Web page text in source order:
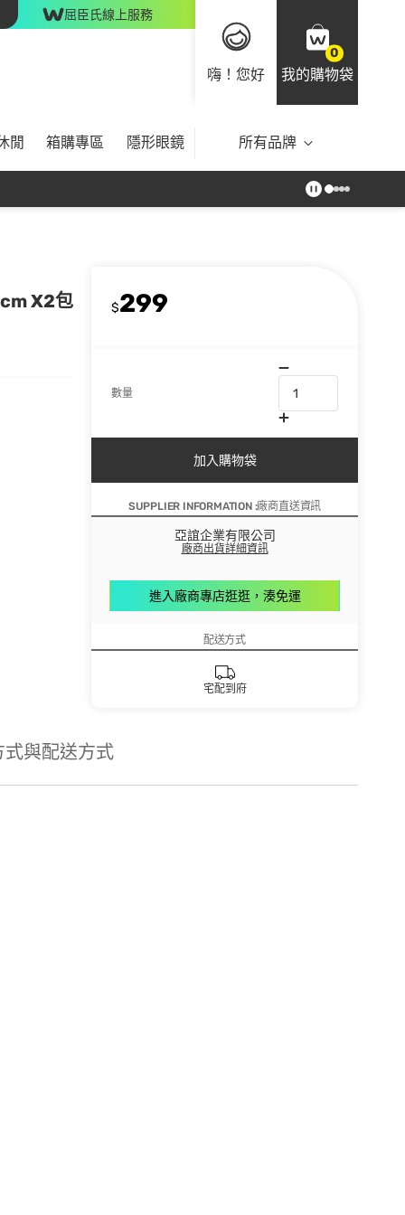
屈臣氏線上服務
嗨！您好
0
我的購物袋
閒 箱購專區 隱形眼鏡 所有品牌
X2包
$299
數量
加入購物袋
SUPPLIER INFORMATION :廠商直送資訊
亞誼企業有限公司
廠商出貨詳細資訊
進入廠商專店逛逛，湊免運
配送方式
宅配到府
式與配送方式